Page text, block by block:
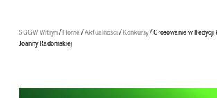
SGGW Witryn/Home/Aktualności/Konkursy/Gło­so­wa­nie w II
Joanny Radom­skiej